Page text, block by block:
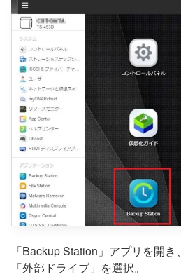
「Backup Station」アプリを開
「外部ドライブ」を選択。